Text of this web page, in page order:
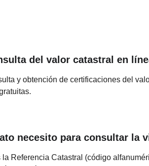
del valor catastral en
y obtención de certificaciones del
necesito para consultar la
la Referencia Catastral (código